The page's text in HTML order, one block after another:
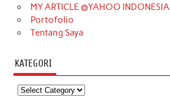
MY ARTICLE @YAHOO INDONESIA
Portofolio
Tentang Saya
KATEGORI
Kategori